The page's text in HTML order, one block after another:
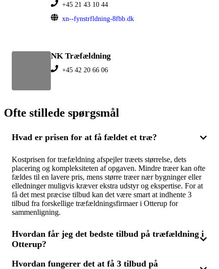
+45 21 43 10 44
xn--fynstrfldning-8fbb.dk
NK Træfældning
+45 42 20 66 06
Ofte stillede spørgsmål
Hvad er prisen for at få fældet et træ?
Kostprisen for træfældning afspejler træets størrelse, dets
placering og kompleksiteten af opgaven. Mindre træer kan ofte
fældes til en lavere pris, mens større træer nær bygninger eller
elledninger muligvis kræver ekstra udstyr og ekspertise. For at
få det mest præcise tilbud kan det være smart at indhente 3
tilbud fra forskellige træfældningsfirmaer i Otterup for
sammenligning.
Hvordan får jeg det bedste tilbud på træfældning i
Otterup?
For at opnå det mest fordelagtige tilbud bør du anmode om 3
Hvordan fungerer det at få 3 tilbud på